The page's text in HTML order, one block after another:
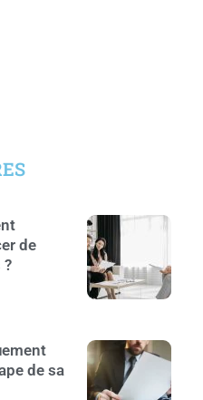
de
?
de sa